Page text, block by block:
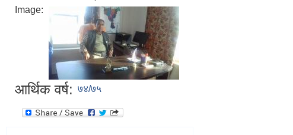
Image:
आर्थिक वर्ष: ७४/७५